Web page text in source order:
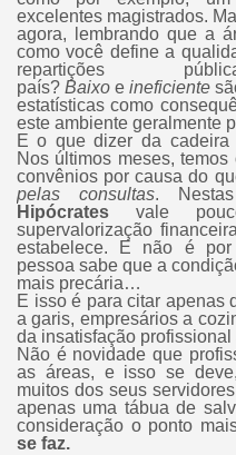
excelentes magistrados.
agora, lembrando que a
como você define a
repartições
país?Baixo eineficiente
estatísticas como
este ambiente geralmente
E o que dizer da cadeira
Nos últimos meses,
convênios por causa do
pelas consultas.
Hipócratesvale
supervalorização
estabelece. E não é
pessoa sabe que a
mais precária…
E isso é para citar apenas
a garis, empresários a
da insatisfação
Não é novidade que
as áreas, e isso se
muitos dos seus
apenas uma tábua de
consideração o ponto
se faz.